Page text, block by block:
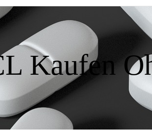
Kaufen